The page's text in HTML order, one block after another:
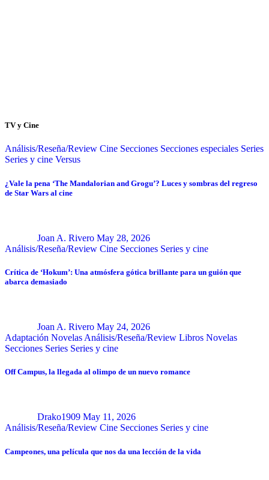
TV y Cine
Análisis/Reseña/Review Cine Secciones Secciones especiales Series
Series y cine Versus
¿Vale la pena ‘The Mandalorian and Grogu’? Luces y sombras del regreso
de Star Wars al cine
Joan A. Rivero May 28, 2026
Análisis/Reseña/Review Cine Secciones Series y cine
Crítica de ‘Hokum’: Una atmósfera gótica brillante para un guión que
abarca demasiado
Joan A. Rivero May 24, 2026
Adaptación Novelas Análisis/Reseña/Review Libros Novelas
Secciones Series Series y cine
Off Campus, la llegada al olimpo de un nuevo romance
Drako1909 May 11, 2026
Análisis/Reseña/Review Cine Secciones Series y cine
Campeones, una película que nos da una lección de la vida